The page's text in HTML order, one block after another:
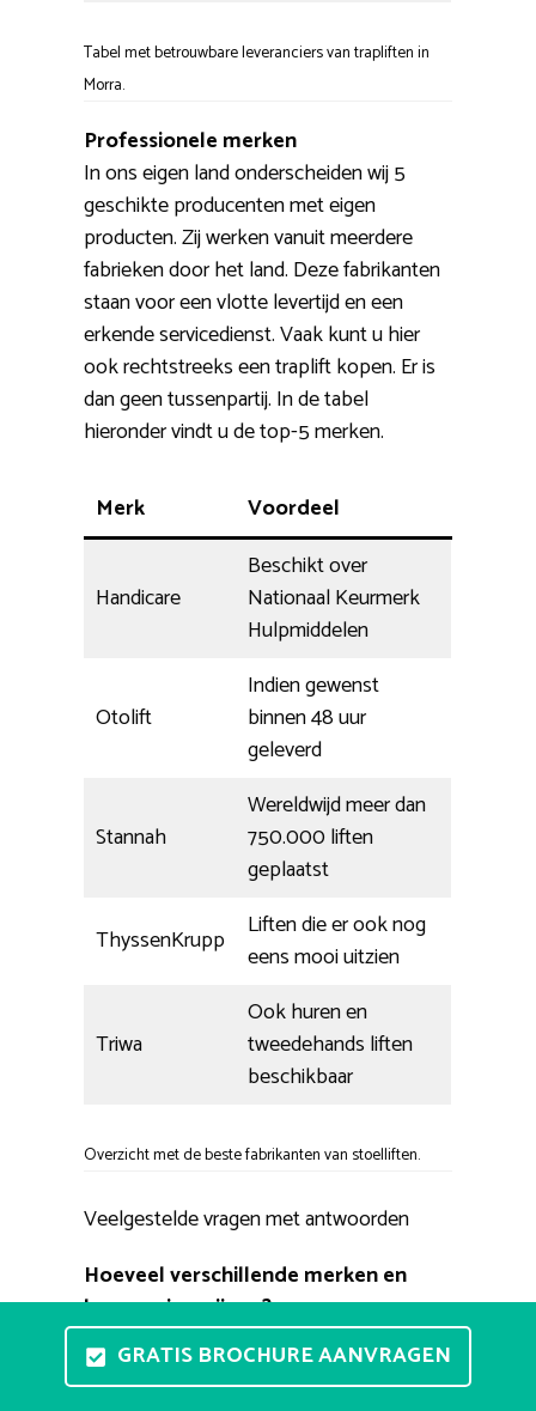
Tabel met betrouwbare leveranciers van trapliften in
Morra.
Professionele merken
In ons eigen land onderscheiden wij 5
geschikte producenten met eigen
producten. Zij werken vanuit meerdere
fabrieken door het land. Deze fabrikanten
staan voor een vlotte levertijd en een
erkende servicedienst. Vaak kunt u hier
ook rechtstreeks een traplift kopen. Er is
dan geen tussenpartij. In de tabel
hieronder vindt u de top-5 merken.
Merk Voordeel
Handicare
Beschikt over
Nationaal Keurmerk
Hulpmiddelen
Otolift
Indien gewenst
binnen 48 uur
geleverd
Stannah
Wereldwijd meer dan
750.000 liften
geplaatst
ThyssenKrupp
Liften die er ook nog
eens mooi uitzien
Triwa
Ook huren en
tweedehands liften
beschikbaar
Overzicht met de beste fabrikanten van stoelliften.
Veelgestelde vragen met antwoorden
Hoeveel verschillende merken en
leveranciers zijn er?
We differentiëren enkele populaire
ontwikkelaars Dit zijn Stannah, Handicare,
GRATIS BROCHURE AANVRAGEN